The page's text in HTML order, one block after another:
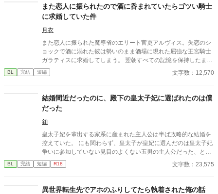
また恋人に振られたので酒に呑まれていたらゴツい騎士
に求婚していた件
月衣
また恋人に振られた魔導省のエリート官吏アルヴィス。失恋のシ
ョックで酒に溺れた彼は勢いのまま酒場に現れた屈強な王宮騎士
ガラティスに求婚してしまう。 翌朝すべての記憶を保持したまま
絶望するアルヴィスだったが当のガラティスはなぜか本気だっ
た。 「安心しろ。俺は誠実な男だ。一度決めたことは覆さない」
体質な男が捕まる強制恋愛コメディのつもりです！！
BL 完結 短編 文字数：12,570
結婚間近だったのに、殿下の皇太子妃に選ばれたのは僕
だった
釦
皇太子妃を輩出する家系に産まれた主人公は半ば政略的な結婚を
控えていた。 にも関わらず、皇太子が皇妃に選んだのは皇太子妃
争いに参加していない見目のよくない五男の主人公だった、とい
うお話。
BL 完結 短編 R18 文字数：23,575
異世界転生先でアホのふりしてたら執着された俺の話